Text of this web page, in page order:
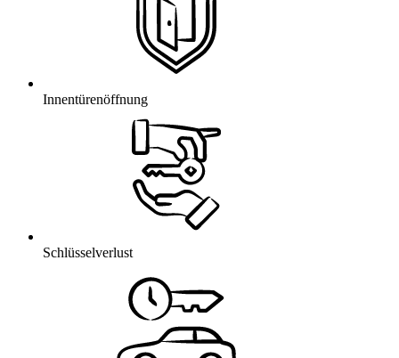
Innentürenöffnung
Schlüsselverlust